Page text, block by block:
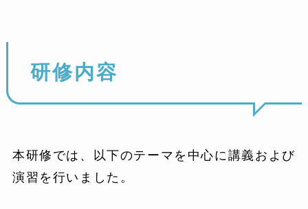
研修内容
本研修では、以下のテーマを中心に講義および
演習を行いました。